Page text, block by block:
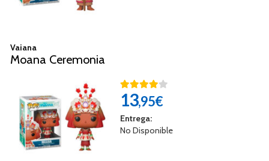
Vaiana
Moana Ceremonia
13,95€
Entrega:
No Disponible